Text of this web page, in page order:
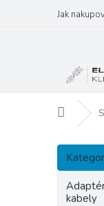
obsah
Jak
Domů
P
s
Přeskočit
kategorie
kabely